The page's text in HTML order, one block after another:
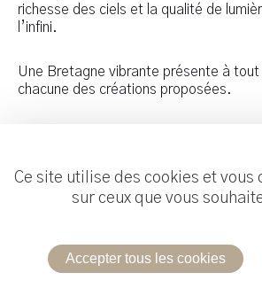
richesse des ciels et la qualité de
l’infini.
Une Bretagne vibrante présente à
chacune des créations proposées.
Mentions légales
Ce site utilise des cookies et vous
sur ceux que vous
Accepter tous les cookies